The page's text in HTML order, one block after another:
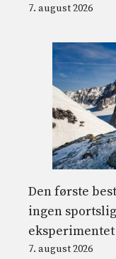
7. august 2026
Den første
ingen
eksperimentet
7. august 2026